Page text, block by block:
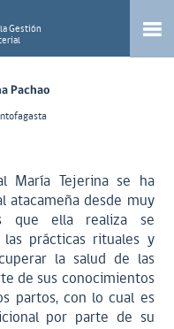
Gestión
Pachao
María Tejerina se ha
atacameña desde muy
que ella realiza se
prácticas rituales y
la salud de las
de sus conocimientos
partos, con lo cual es
por parte de su